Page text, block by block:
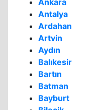
Ankara
Antalya
Ardahan
Artvin
Aydın
Balıkesir
Bartın
Batman
Bayburt